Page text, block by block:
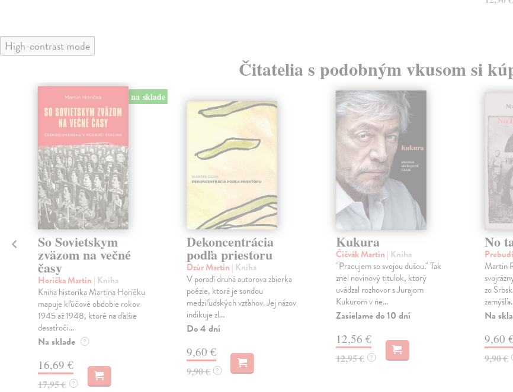
High-contrast mode
Čitatelia s podobným vkusom si
na sklade
So Sovietskym
zväzom na večné
časy
Horička Martin | Kniha
Kniha historika Martina Horičku
mapuje kľúčové obdobie rokov
1945 až 1948, ktoré na ďalšie
desaťroči...
Na sklade ?
16,69 €
17,95 € ?
Dekoncentrácia
podľa priestoru
Dzúr Martin | Kniha
V poradí druhá autorova zbierka
poézie, ktorá je sondou
medziľudských vzťahov. Jej názov
indikuje zl...
Do 4 dní
9,60 €
9,90 € ?
Kukura
Čičvák Martin | Kniha
"Pracujem so svojou dušou." Tak
znel novinový titulok, ktorý
uvádzal rozhovor s Jurajom
Kukurom v ne...
Zasielame do 10 dní
12,56 €
12,95 € ?
No
Martin
zo
Na
9,60
9,90 €